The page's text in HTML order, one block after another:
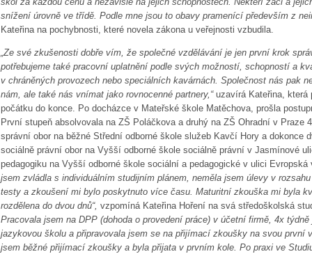
snížení úrovně ve třídě. Podle mne jsou to obavy pramenící především z
Kateřina na pochybnosti, které novela zákona u veřejnosti vzbudila.
„Ze své zkušenosti dobře vím, že společné vzdělávání je jen první krok
potřebujeme také pracovní uplatnění podle svých možností, schopností a
v chráněných provozech nebo speciálních kavárnách. Společnost nás pak
nám, ale také nás vnímat jako rovnocenné partnery,“uzavírá Kateřina, která
počátku do konce. Po docházce v Mateřské škole Matěchova, prošla
První stupeň absolvovala na ZŠ Poláčkova a druhý na ZŠ Ohradní v Praze
správní obor na běžné Střední odborné škole služeb Kavčí Hory a dokonce
sociálně právní obor na Vyšší odborné škole sociálně právní v Jasmínové
pedagogiku na Vyšší odborné škole sociální a pedagogické v ulici Evropská
jsem zvládla s individuálním studijním plánem, neměla jsem úlevy v
testy a zkoušení mi bylo poskytnuto více času. Maturitní zkouška mi byla
rozdělena do dvou dnů“, vzpomíná Kateřina Hoření na svá středoškolská
Pracovala jsem na DPP (dohoda o provedení práce) v účetní firmě, 4x
jazykovou školu a připravovala jsem se na přijímací zkoušky na svou první
jsem běžné přijímací zkoušky a byla přijata v prvním kole. Po praxi ve